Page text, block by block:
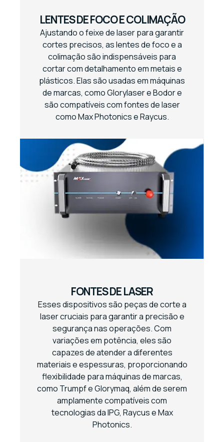
LENTES DE FOCO E COLIMAÇÃO
Ajustando o feixe de laser para garantir
cortes precisos, as lentes de foco e a
colimação são indispensáveis para
cortar com detalhamento em metais e
plásticos. Elas são usadas em máquinas
de marcas, como Glorylaser e Bodor e
são compatíveis com fontes de laser
como Max Photonics e Raycus.
FONTES DE LASER
Esses dispositivos são peças de corte a
laser cruciais para garantir a precisão e
segurança nas operações. Com
variações em potência, eles são
capazes de atender a diferentes
materiais e espessuras, proporcionando
flexibilidade para máquinas de marcas,
como Trumpf e Glorymaq, além de serem
amplamente compatíveis com
tecnologias da IPG, Raycus e Max
Photonics.